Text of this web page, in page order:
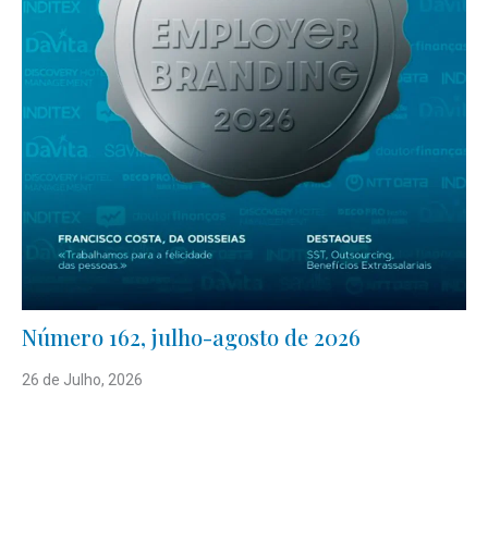
Número 162, julho-agosto de 2026
26 de Julho, 2026